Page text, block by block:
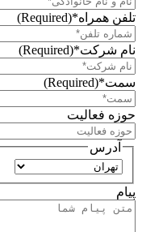
تلفن همراه*(Required)
نام شرکت*(Required)
سمت*(Required)
حوزه فعالیت
آدرس
استان
پیام